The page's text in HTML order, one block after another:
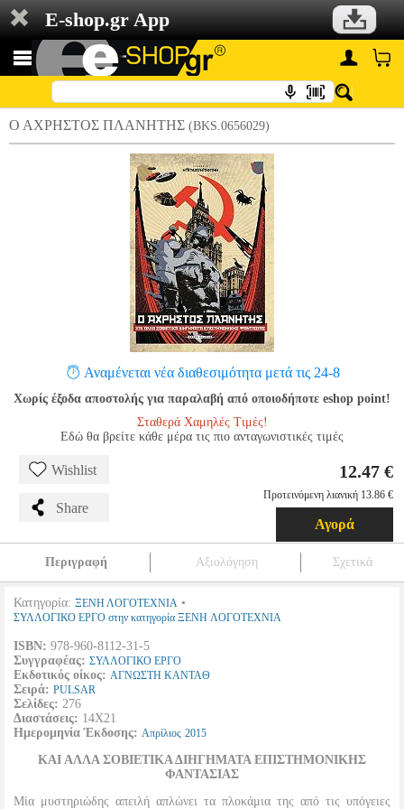
E-shop.gr App
Ο ΑΧΡΗΣΤΟΣ ΠΛΑΝΗΤΗΣ (BKS.0656029)
Αναμένεται νέα διαθεσιμότητα μετά τις 24-8
Χωρίς έξοδα αποστολής για παραλαβή από οποιοδήποτε eshop point!
Σταθερά Χαμηλές Τιμές!
Εδώ θα βρείτε κάθε μέρα τις πιο ανταγωνιστικές τιμές
Wishlist
Share
12.47 €
Προτεινόμενη λιανική 13.86 €
Αγορά
Περιγραφή Αξιολόγηση Σχετικά
Κατηγορία: ΞΕΝΗ ΛΟΓΟΤΕΧΝΙΑ •
ΣΥΛΛΟΓΙΚΟ ΕΡΓΟ στην κατηγορία ΞΕΝΗ ΛΟΓΟΤΕΧΝΙΑ
ISBN: 978-960-8112-31-5
Συγγραφέας: ΣΥΛΛΟΓΙΚΟ ΕΡΓΟ
Εκδοτικός οίκος: ΑΓΝΩΣΤΗ ΚΑΝΤΑΘ
Σειρά: PULSAR
Σελίδες: 276
Διαστάσεις: 14Χ21
Ημερομηνία Έκδοσης: Απρίλιος 2015
ΚΑΙ ΑΛΛΑ ΣΟΒΙΕΤΙΚΑ ΔΙΗΓΗΜΑΤΑ ΕΠΙΣΤΗΜΟΝΙΚΗΣ
ΦΑΝΤΑΣΙΑΣ
Μία μυστηριώδης απειλή απλώνει τα πλοκάμια της από τις υπόγειες